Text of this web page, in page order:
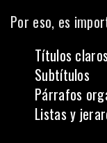
Por eso, es
Títulos claros
Subtítulos
Párrafos
Listas y